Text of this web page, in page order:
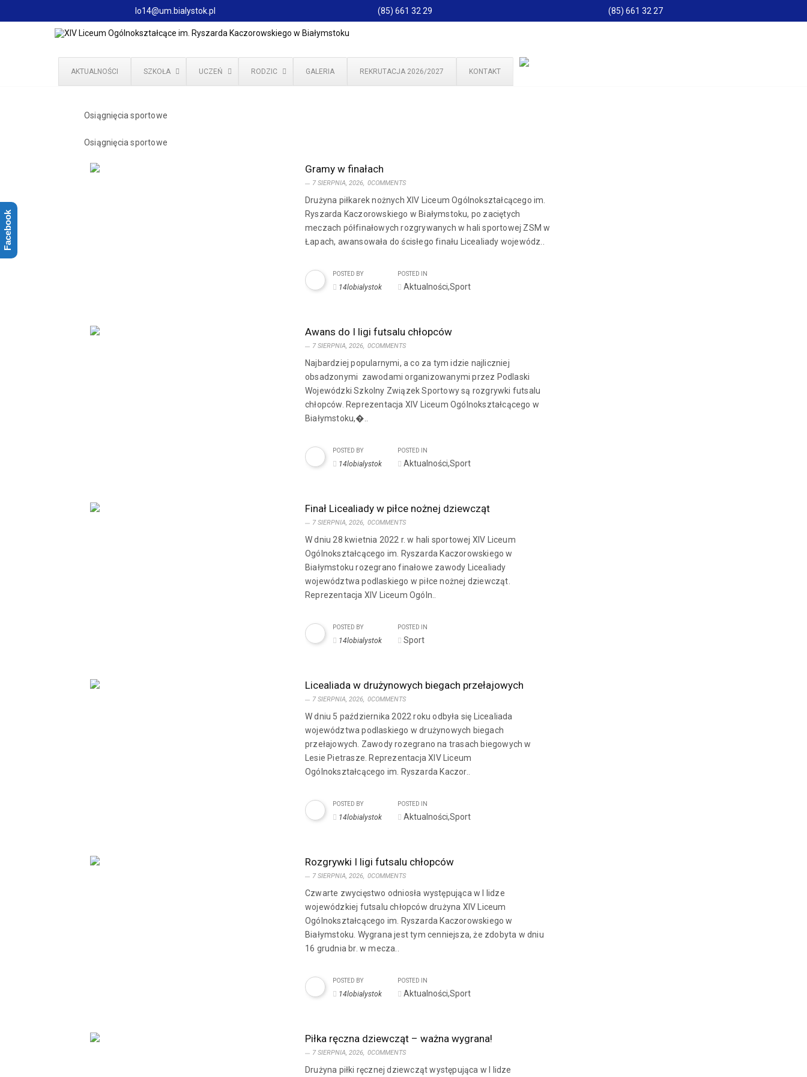
lo14@um.bialystok.pl (85) 661 32 29 (85) 661 32 27
AKTUALNOŚCI SZKOŁA UCZEŃ RODZIC GALERIA REKRUTACJA 2026/2027 KONTAKT
Osiągnięcia sportowe
Osiągnięcia sportowe
Gramy w finałach
7 SIERPNIA, 2026, 0COMMENTS
Drużyna piłkarek nożnych XIV Liceum Ogólnokształcącego im.
Ryszarda Kaczorowskiego w Białymstoku, po zaciętych
meczach półfinałowych rozgrywanych w hali sportowej ZSM w
Łapach, awansowała do ścisłego finału Licealiady wojewódz..
POSTED BY
14lobialystok
POSTED IN
Aktualności,Sport
Awans do I ligi futsalu chłopców
7 SIERPNIA, 2026, 0COMMENTS
Najbardziej popularnymi, a co za tym idzie najliczniej
obsadzonymi zawodami organizowanymi przez Podlaski
Wojewódzki Szkolny Związek Sportowy są rozgrywki futsalu
chłopców. Reprezentacja XIV Liceum Ogólnokształcącego w
Białymstoku,�..
POSTED BY
14lobialystok
POSTED IN
Aktualności,Sport
Finał Licealiady w piłce nożnej dziewcząt
7 SIERPNIA, 2026, 0COMMENTS
W dniu 28 kwietnia 2022 r. w hali sportowej XIV Liceum
Ogólnokształcącego im. Ryszarda Kaczorowskiego w
Białymstoku rozegrano finałowe zawody Licealiady
województwa podlaskiego w piłce nożnej dziewcząt.
Reprezentacja XIV Liceum Ogóln..
POSTED BY
14lobialystok
POSTED IN
Sport
Licealiada w drużynowych biegach przełajowych
7 SIERPNIA, 2026, 0COMMENTS
W dniu 5 października 2022 roku odbyła się Licealiada
województwa podlaskiego w drużynowych biegach
przełajowych. Zawody rozegrano na trasach biegowych w
Lesie Pietrasze. Reprezentacja XIV Liceum
Ogólnokształcącego im. Ryszarda Kaczor..
POSTED BY
14lobialystok
POSTED IN
Aktualności,Sport
Rozgrywki I ligi futsalu chłopców
7 SIERPNIA, 2026, 0COMMENTS
Czwarte zwycięstwo odniosła występująca w I lidze
wojewódzkiej futsalu chłopców drużyna XIV Liceum
Ogólnokształcącego im. Ryszarda Kaczorowskiego w
Białymstoku. Wygrana jest tym cenniejsza, że zdobyta w dniu
16 grudnia br. w mecza..
POSTED BY
14lobialystok
POSTED IN
Aktualności,Sport
Piłka ręczna dziewcząt – ważna wygrana!
7 SIERPNIA, 2026, 0COMMENTS
Drużyna piłki ręcznej dziewcząt występująca w I lidze
Facebook